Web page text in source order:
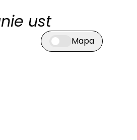
ust
Przełącz widok mapy
Mapa